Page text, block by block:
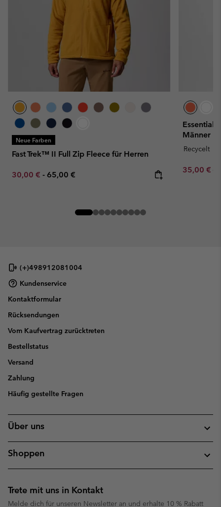
Neue Farben
Fast Trek™ II Full Zip Fleece für Herren
Minimum sale price:
30,00 € - Maximum price:
65,00 €
Essential
Männer
Recycelt
Sale price:
35,00 €
(+)498912081004
Kundenservice
Kontaktformular
Rücksendungen
Vom Kaufvertrag zurücktreten
Bestellstatus
Versand
Zahlung
Häufig gestellte Fragen
Über uns
Shoppen
Trete mit uns in Kontakt
Melde dich für unseren Newsletter an und erhalte 10 % Rabatt